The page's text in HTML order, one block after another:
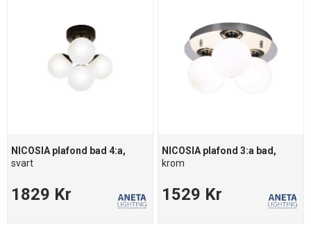
NICOSIA plafond bad 4:a,
svart
1829 Kr
NICOSIA plafond 3:a bad,
krom
1529 Kr